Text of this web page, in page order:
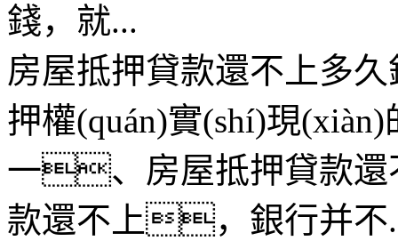
錢，就...
房屋抵押貸款還不上多
押權(quán)實(shí)現
一、房屋抵押貸款還
款還不上，銀行并不